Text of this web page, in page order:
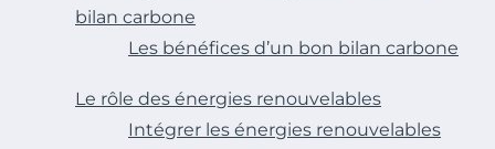
bilan carbone
Les bénéfices d’un bon bilan carbone
Le rôle des énergies renouvelables
Intégrer les énergies renouvelables